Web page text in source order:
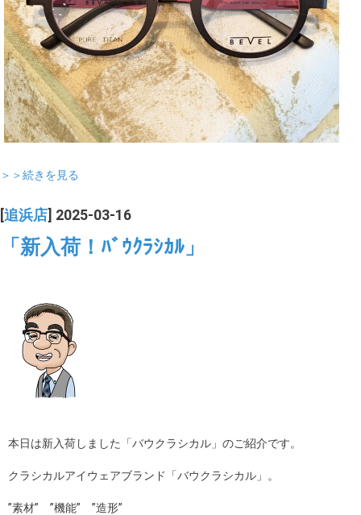
＞＞続きを見る
[追浜店] 2025-03-16
「新入荷！ﾊﾞｳｸﾗｼｶﾙ」
本日は新入荷しました「バウクラシカル」のご紹介です。
クラシカルアイウェアブランド「バウクラシカル」。
”素材” ”機能” ”造形”